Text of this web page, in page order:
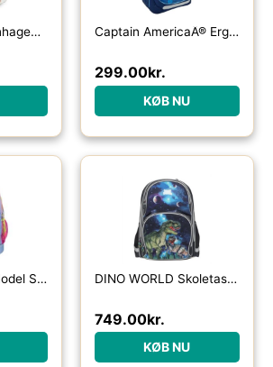
Cam Cam Copenhagen Skoletaske – Forest Captain AmericaÂ® Ergonomisk Skoletaske
299.00kr.
KØB NU
Depesche TOPModel Skoletaske 28 L FLASH DINO WORLD Skoletaske Galaxy
749.00kr.
KØB NU